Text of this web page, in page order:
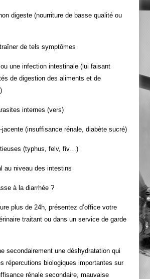
digeste (nourriture de basse qualité ou
de tels symptômes
une infection intestinale (lui faisant
de digestion des aliments et de
internes (vers)
(insuffisance rénale, diabète sucré)
(typhus, felv, fiv…)
au niveau des intestins
à la diarrhée ?
plus de 24h, présentez d’office votre
traitant ou dans un service de garde
secondairement une déshydratation qui
répercutions biologiques importantes sur
rénale secondaire, mauvaise